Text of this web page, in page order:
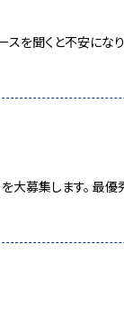
を聞くと不安にな
大募集します。 最